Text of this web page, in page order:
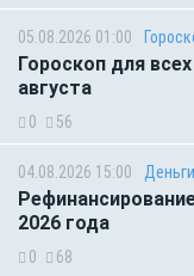
05.08.2026 01:00
Гороскоп для
августа
0 56
04.08.2026 15:00 Деньги
2026 года
0 68